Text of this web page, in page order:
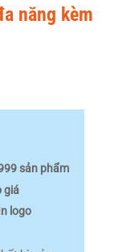
năng kèm
₫.
sản phẩm
giá
logo